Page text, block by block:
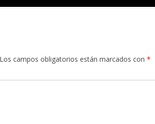
Los campos obligatorios están marcados con *